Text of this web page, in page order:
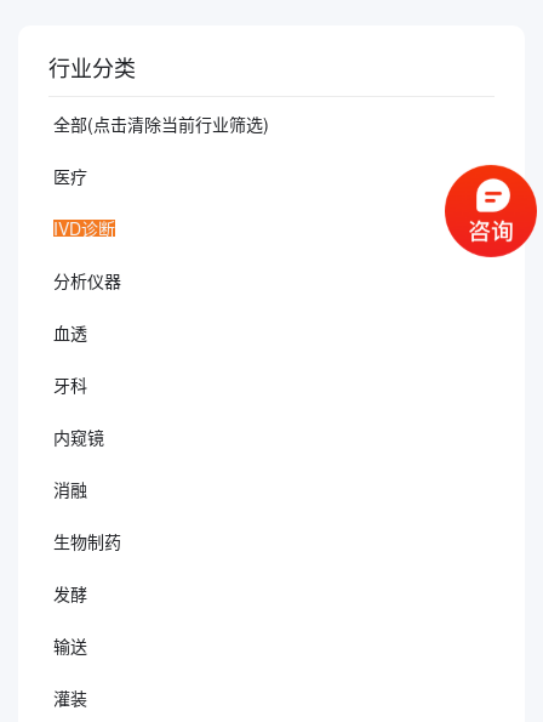
行业分类
全部(点击清除当前行业筛选)
医疗
IVD诊断
分析仪器
血透
牙科
内窥镜
消融
生物制药
发酵
输送
灌装